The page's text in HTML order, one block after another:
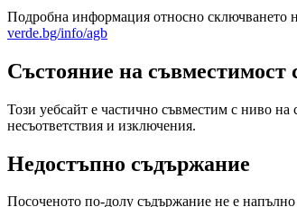
Подробна информация относно сключването
verde.bg/info/agb
Състояние на съвместимост
Този уебсайт е частично съвместим с ниво
несъответствия и изключения.
Недостъпно съдържание
Посоченото по-долу съдържание не е